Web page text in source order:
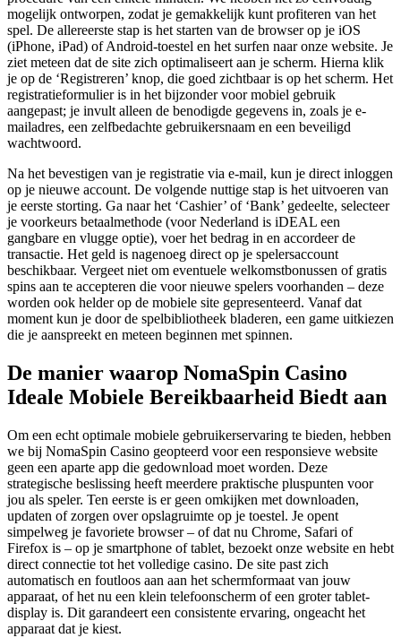
mogelijk ontworpen, zodat je gemakkelijk kunt profiteren van het
spel. De allereerste stap is het starten van de browser op je iOS
(iPhone, iPad) of Android-toestel en het surfen naar onze website. Je
ziet meteen dat de site zich optimaliseert aan je scherm. Hierna klik
je op de ‘Registreren’ knop, die goed zichtbaar is op het scherm. Het
registratieformulier is in het bijzonder voor mobiel gebruik
aangepast; je invult alleen de benodigde gegevens in, zoals je e-
mailadres, een zelfbedachte gebruikersnaam en een beveiligd
wachtwoord.
Na het bevestigen van je registratie via e-mail, kun je direct inloggen
op je nieuwe account. De volgende nuttige stap is het uitvoeren van
je eerste storting. Ga naar het ‘Cashier’ of ‘Bank’ gedeelte, selecteer
je voorkeurs betaalmethode (voor Nederland is iDEAL een
gangbare en vlugge optie), voer het bedrag in en accordeer de
transactie. Het geld is nagenoeg direct op je spelersaccount
beschikbaar. Vergeet niet om eventuele welkomstbonussen of gratis
spins aan te accepteren die voor nieuwe spelers voorhanden – deze
worden ook helder op de mobiele site gepresenteerd. Vanaf dat
moment kun je door de spelbibliotheek bladeren, een game uitkiezen
die je aanspreekt en meteen beginnen met spinnen.
De manier waarop NomaSpin Casino
Ideale Mobiele Bereikbaarheid Biedt aan
Om een echt optimale mobiele gebruikerservaring te bieden, hebben
we bij NomaSpin Casino geopteerd voor een responsieve website
geen een aparte app die gedownload moet worden. Deze
strategische beslissing heeft meerdere praktische pluspunten voor
jou als speler. Ten eerste is er geen omkijken met downloaden,
updaten of zorgen over opslagruimte op je toestel. Je opent
simpelweg je favoriete browser – of dat nu Chrome, Safari of
Firefox is – op je smartphone of tablet, bezoekt onze website en hebt
direct connectie tot het volledige casino. De site past zich
automatisch en foutloos aan aan het schermformaat van jouw
apparaat, of het nu een klein telefoonscherm of een groter tablet-
display is. Dit garandeert een consistente ervaring, ongeacht het
apparaat dat je kiest.